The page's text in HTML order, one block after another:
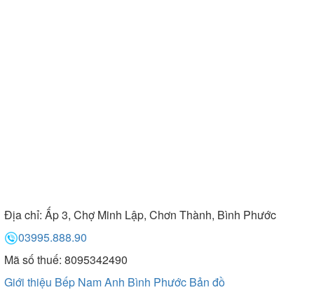
Địa chỉ: Ấp 3, Chợ Minh Lập, Chơn Thành, Bình Phước
03995.888.90
Mã số thuế: 8095342490
Giới thiệu Bếp Nam Anh Bình Phước Bản đồ